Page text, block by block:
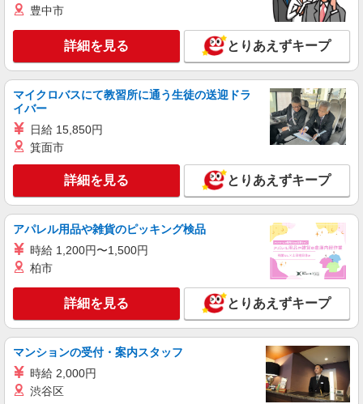
豊中市
詳細を見る とりあえずキープ
マイクロバスにて教習所に通う生徒の送迎ドラ
イバー
日給 15,850円
箕面市
詳細を見る とりあえずキープ
アパレル用品や雑貨のピッキング検品
時給 1,200円〜1,500円
柏市
詳細を見る とりあえずキープ
マンションの受付・案内スタッフ
時給 2,000円
渋谷区